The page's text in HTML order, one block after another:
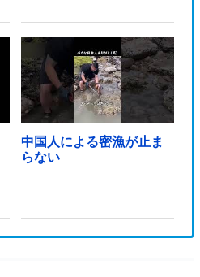
中国人による密漁が止ま
らない